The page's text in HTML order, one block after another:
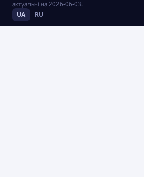
актуальні на 2026-06-03.
UA RU